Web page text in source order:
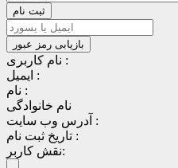
نام کاربری :
ایمیل :
نام :
نام خانوادگی
آدرس وب سایت :
تاریخ ثبت نام :
نقش کاربر: